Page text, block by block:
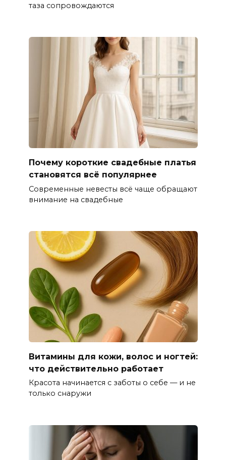
таза сопровождаются
Почему короткие свадебные платья
становятся всё популярнее
Современные невесты всё чаще обращают
внимание на свадебные
Витамины для кожи, волос и ногтей:
что действительно работает
Красота начинается с заботы о себе — и не
только снаружи